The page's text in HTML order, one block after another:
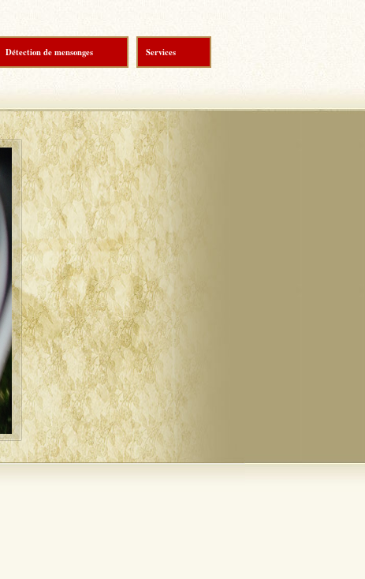
Détection de mensonges Services